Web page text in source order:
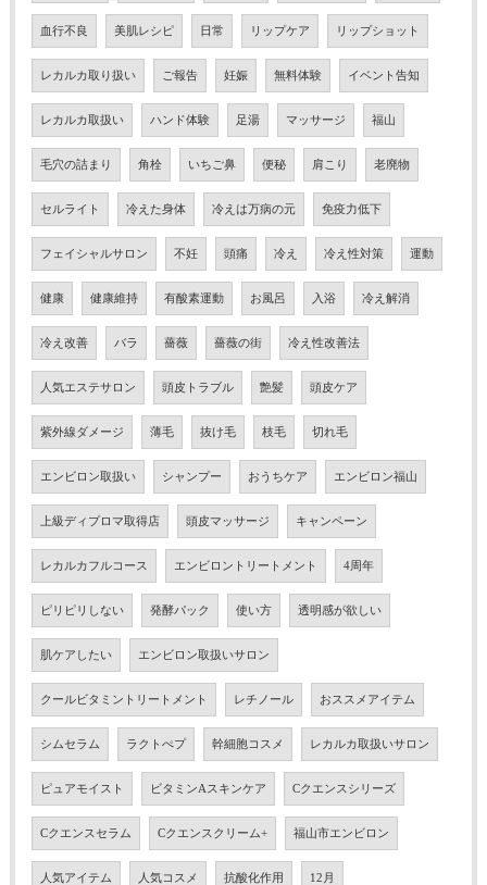
血行不良 美肌レシピ 日常 リップケア リップショット
レカルカ取り扱い ご報告 妊娠 無料体験 イベント告知
レカルカ取扱い ハンド体験 足湯 マッサージ 福山
毛穴の詰まり 角栓 いちご鼻 便秘 肩こり 老廃物
セルライト 冷えた身体 冷えは万病の元 免疫力低下
フェイシャルサロン 不妊 頭痛 冷え 冷え性対策 運動
健康 健康維持 有酸素運動 お風呂 入浴 冷え解消
冷え改善 バラ 薔薇 薔薇の街 冷え性改善法
人気エステサロン 頭皮トラブル 艶髪 頭皮ケア
紫外線ダメージ 薄毛 抜け毛 枝毛 切れ毛
エンビロン取扱い シャンプー おうちケア エンビロン福山
上級ディプロマ取得店 頭皮マッサージ キャンペーン
レカルカフルコース エンビロントリートメント 4周年
ピリピリしない 発酵パック 使い方 透明感が欲しい
肌ケアしたい エンビロン取扱いサロン
クールビタミントリートメント レチノール おススメアイテム
シムセラム ラクトぺプ 幹細胞コスメ レカルカ取扱いサロン
ピュアモイスト ビタミンAスキンケア Cクエンスシリーズ
Cクエンスセラム Cクエンスクリーム+ 福山市エンビロン
人気アイテム 人気コスメ 抗酸化作用 12月